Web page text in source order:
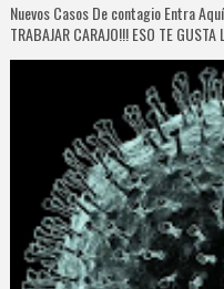
Nuevos Casos De contagio Entra Aquí
TRABAJAR CARAJO!!! ESO TE GUSTA